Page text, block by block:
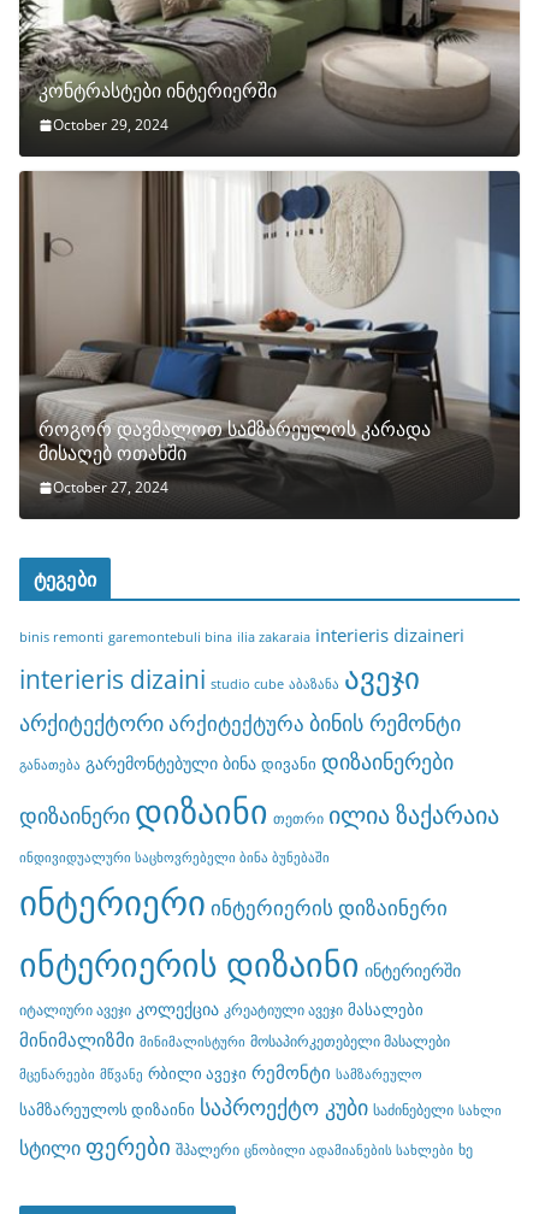
კონტრასტები ინტერიერში
October 29, 2024
როგორ დავმალოთ სამზარეულოს კარადა
მისაღებ ოთახში
October 27, 2024
ტეგები
binis remonti garemontebuli bina ilia zakaraia interieris dizaineri
interieris dizaini studio cube აბაზანა ავეჯი
არქიტექტორიარქიტექტურა ბინის რემონტი
განათება გარემონტებული ბინა დივანი დიზაინერები
დიზაინერი დიზაინი თეთრი ილია ზაქარაია
ინდივიდუალური საცხოვრებელი ბინა ბუნებაში
ინტერიერი ინტერიერის დიზაინერი
ინტერიერის დიზაინი ინტერიერში
იტალიური ავეჯი კოლექცია კრეატიული ავეჯი მასალები
მინიმალიზმი მინიმალისტური მოსაპირკეთებელი მასალები
მცენარეები მწვანე რბილი ავეჯი რემონტი სამზარეულო
სამზარეულოს დიზაინი საპროექტო კუბი საძინებელი სახლი
სტილი ფერები შპალერი ცნობილი ადამიანების სახლები ხე